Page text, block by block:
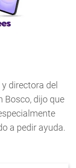
directora del
Bosco, dijo que
a pedir ayuda.